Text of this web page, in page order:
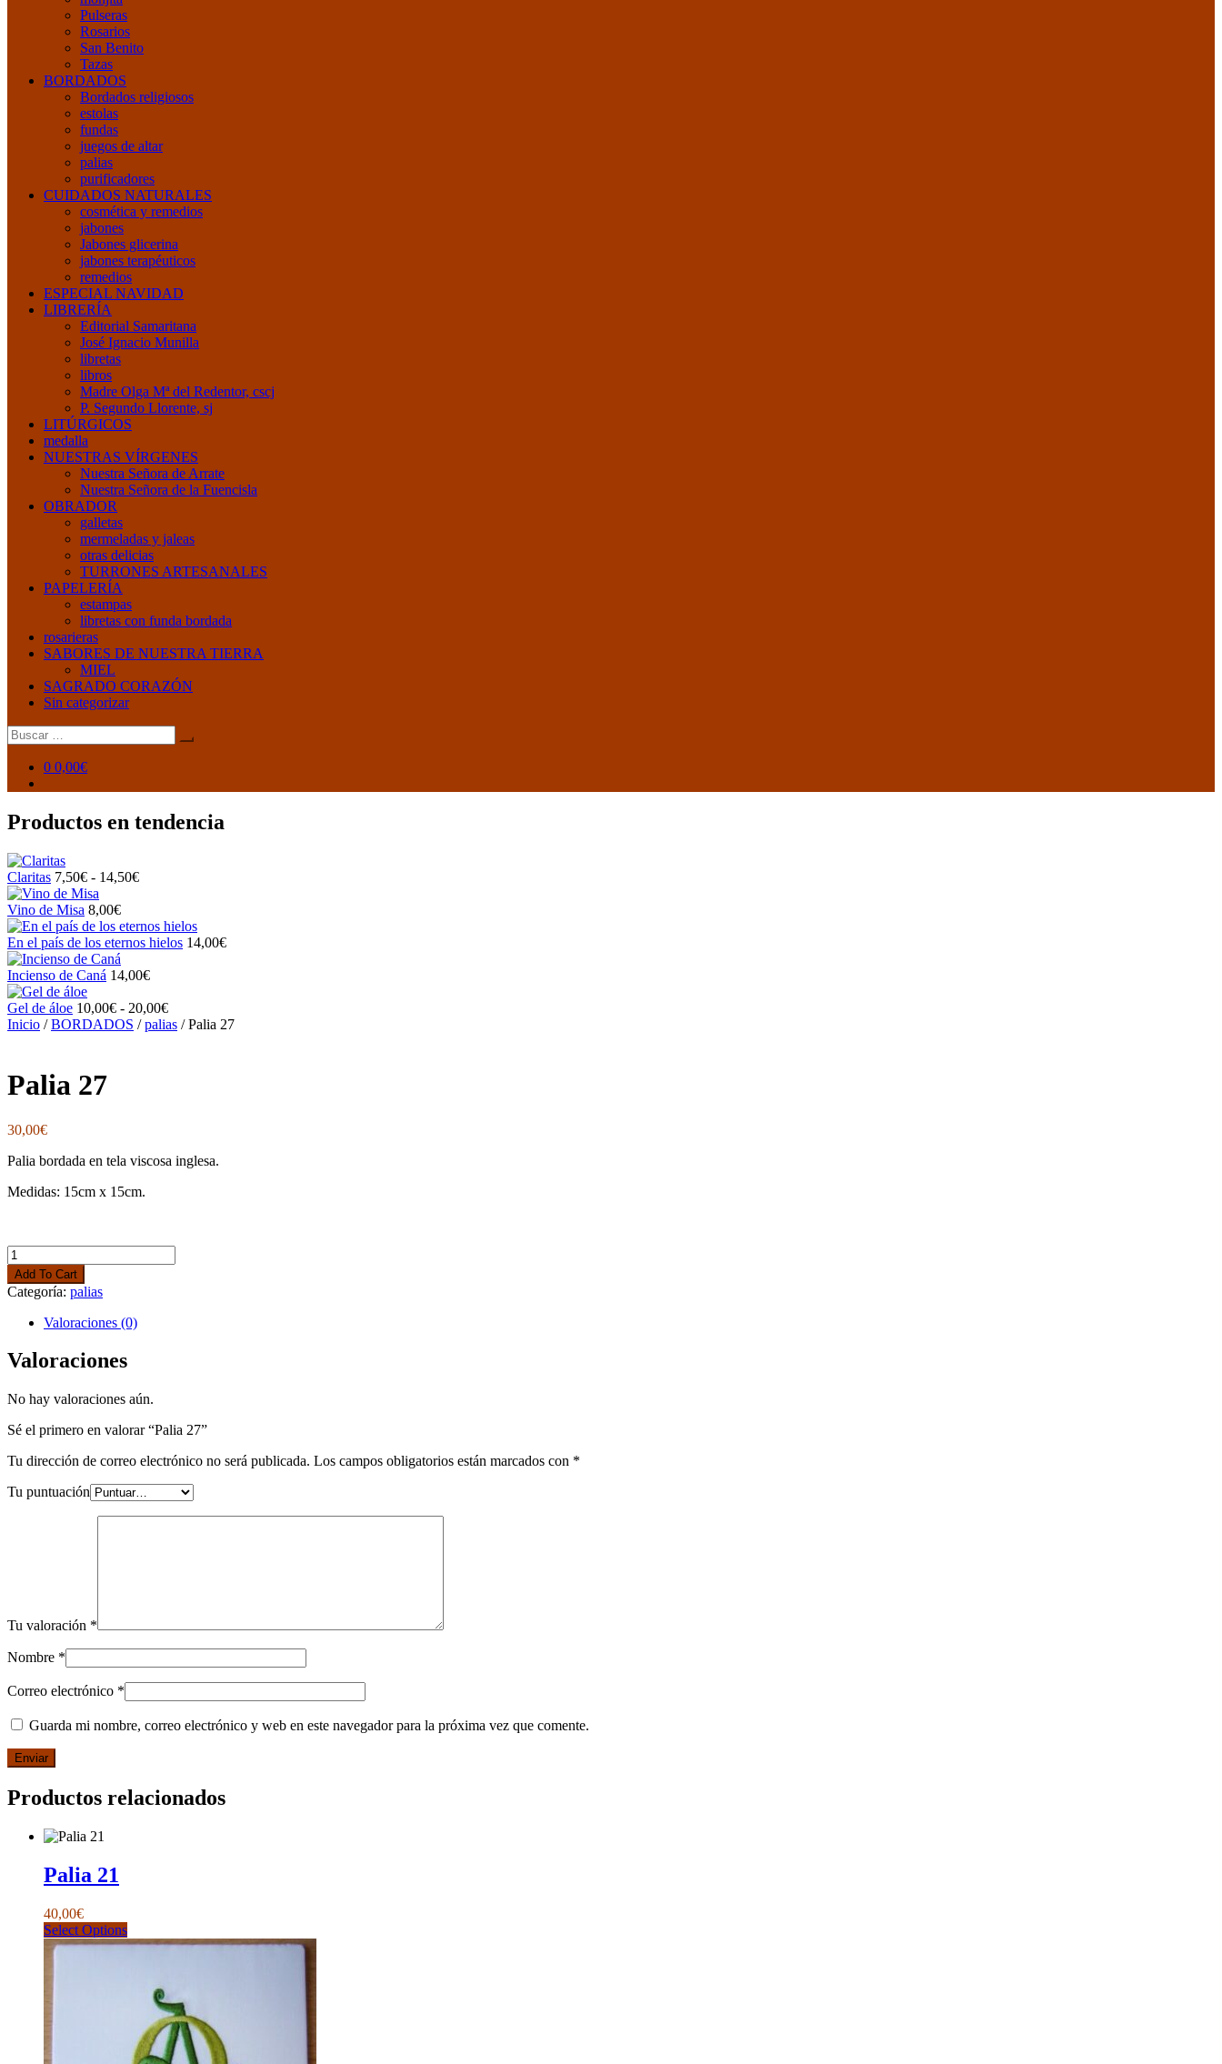
Pulseras
Rosarios
San Benito
Tazas
BORDADOS
Bordados religiosos
estolas
fundas
juegos de altar
palias
purificadores
CUIDADOS NATURALES
cosmética y remedios
jabones
Jabones glicerina
jabones terapéuticos
remedios
ESPECIAL NAVIDAD
LIBRERÍA
Editorial Samaritana
José Ignacio Munilla
libretas
libros
Madre Olga Mª del Redentor, cscj
P. Segundo Llorente, sj
LITÚRGICOS
medalla
NUESTRAS VÍRGENES
Nuestra Señora de Arrate
Nuestra Señora de la Fuencisla
OBRADOR
galletas
mermeladas y jaleas
otras delicias
TURRONES ARTESANALES
PAPELERÍA
estampas
libretas con funda bordada
rosarieras
SABORES DE NUESTRA TIERRA
MIEL
SAGRADO CORAZÓN
Sin categorizar
Buscar:
0 0,00€
Productos en tendencia
Claritas 7,50€ - 14,50€Rango
desde
7,50€
14,50€
Vino de Misa 8,00€
En el país de los eternos hielos 14,00€
Incienso de Caná 14,00€
Gel de áloe 10,00€ - 20,00€Rango
de
Inicio /BORDADOS /palias / Palia 27
Palia 27
30,00€
Palia bordada en tela viscosa inglesa.
Medidas: 15cm x 15cm.
Palia
27
cantidad
Add To Cart
Categoría: palias
Valoraciones (0)
Valoraciones
No hay valoraciones aún.
Sé el primero en valorar “Palia 27”
Tu dirección de correo electrónico no será publicada. Los campos obligatorios están marcados con *
Tu puntuación
Tu valoración *
Nombre *
Correo electrónico *
Guarda mi nombre, correo electrónico y web en este navegador para la próxima vez que comente.
Productos relacionados
Palia 21
40,00€
Select OptionsEste
producto
variantes.
opciones
se
pueden